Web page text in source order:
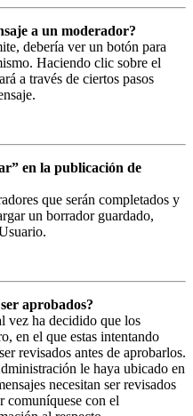
a un moderador?
debería ver un botón para
Haciendo clic sobre el
a través de ciertos pasos
en la publicación de
que serán completados y
un borrador guardado,
aprobados?
vez ha decidido que los
en el que estas intentando
revisados antes de aprobarlos.
le haya ubicado en
necesitan ser revisados
comuníquese con el